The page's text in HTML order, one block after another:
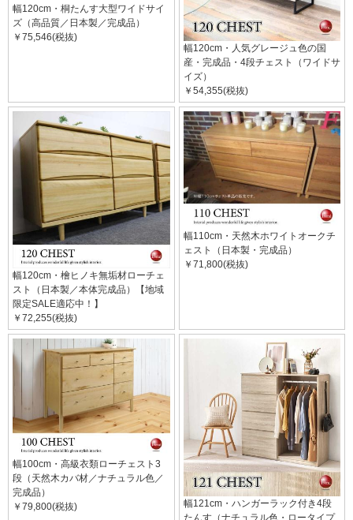
幅120cm・桐たんす大型ワイドサイ
ズ（高品質／日本製／完成品）
￥75,546(税抜)
幅120cm・人気グレージュ色の国
産・完成品・4段チェスト（ワイドサ
イズ）
￥54,355(税抜)
幅120cm・檜ヒノキ無垢材ローチェ
スト（日本製／本体完成品）【地域
限定SALE適応中！】
￥72,255(税抜)
幅110cm・天然木ホワイトオークチ
ェスト（日本製・完成品）
￥71,800(税抜)
幅100cm・高級衣類ローチェスト3
段（天然木カバ材／ナチュラル色／
完成品）
￥79,800(税抜)
幅121cm・ハンガーラック付き4段
たんす（ナチュラル色・ロータイプ